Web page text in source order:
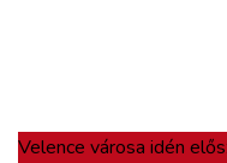
Velence városa idén